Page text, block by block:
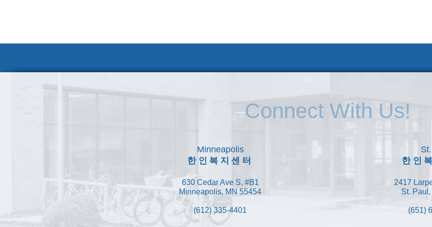
Connect With Us!
Minneapolis
한인복지센터
630 Cedar Ave S, #B1
Minneapolis, MN 55454
(612) 335-4401
한인
2417
St.
(651)